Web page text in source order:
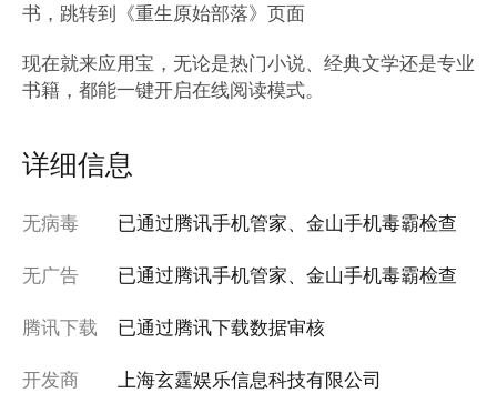
书，跳转到《重生原始部落》页面
现在就来应用宝，无论是热门小说、经典文学还是专业
书籍，都能一键开启在线阅读模式。
详细信息
无病毒 已通过腾讯手机管家、金山手机毒霸检查
无广告 已通过腾讯手机管家、金山手机毒霸检查
腾讯下载 已通过腾讯下载数据审核
开发商 上海玄霆娱乐信息科技有限公司